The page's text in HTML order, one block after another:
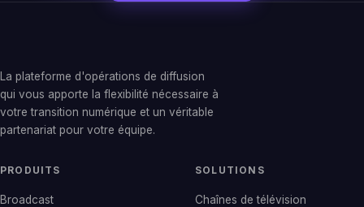
La plateforme d'opérations de diffusion
qui vous apporte la flexibilité nécessaire à
votre transition numérique et un véritable
partenariat pour votre équipe.
PRODUITS
Broadcast
SOLUTIONS
Chaînes de télévision